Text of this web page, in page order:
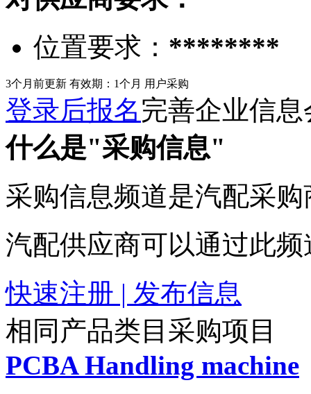
位置要求： ********
3个月前更新 有效期：1个月 用户采购
登录后报名完善企业信
什么是"采购信息"
采购信息频道是汽配采
汽配供应商可以通过此
快速注册 | 发布信息
相同产品类目采购项目
PCBA Handling machine